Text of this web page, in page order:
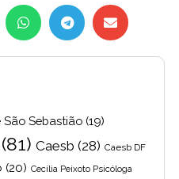
Sebastião (19)
(81) Caesb (28) Caesb DF
(20) Cecília Peixoto Psicóloga